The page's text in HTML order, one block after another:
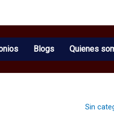
Blogs Quienes
Sin
Casting